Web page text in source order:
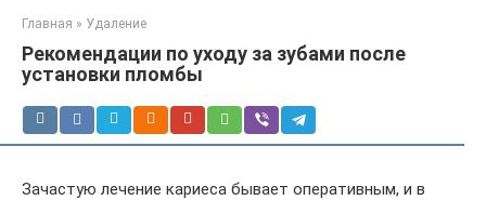
Главная » Удаление
Рекомендации по уходу за зубами после
установки пломбы
Зачастую лечение кариеса бывает оперативным, и в